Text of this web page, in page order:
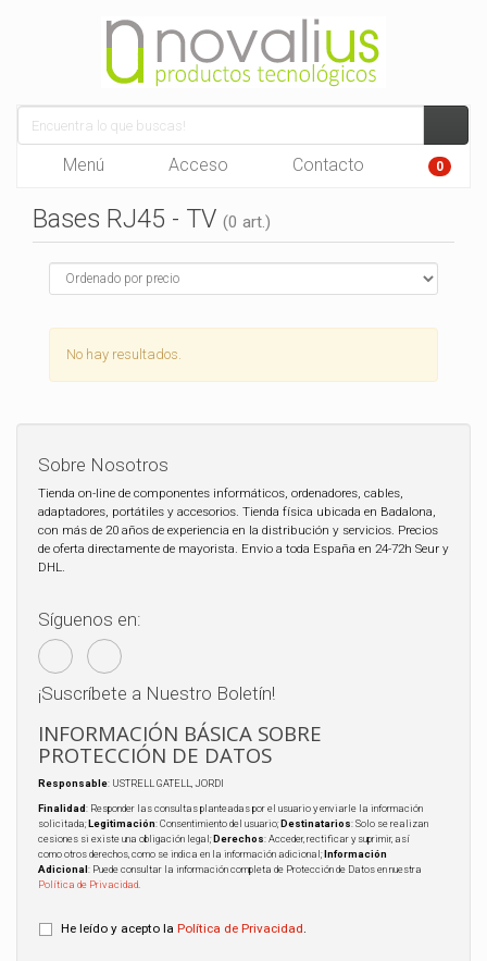
Menú Acceso Contacto 0
Bases RJ45 - TV (0 art.)
No hay resultados.
Sobre Nosotros
Tienda on-line de componentes informáticos, ordenadores, cables,
adaptadores, portátiles y accesorios. Tienda física ubicada en Badalona,
con más de 20 años de experiencia en la distribución y servicios. Precios
de oferta directamente de mayorista. Envio a toda España en 24-72h Seur y
DHL.
Síguenos en:
¡Suscríbete a Nuestro Boletín!
INFORMACIÓN BÁSICA SOBRE
PROTECCIÓN DE DATOS
Responsable: USTRELL GATELL, JORDI
Finalidad: Responder las consultas planteadas por el usuario y enviarle la información
solicitada;Legitimación: Consentimiento del usuario;Destinatarios: Solo se realizan
cesiones si existe una obligación legal;Derechos: Acceder, rectificar y suprimir, así
como otros derechos, como se indica en la información adicional;Información
Adicional: Puede consultar la información completa de Protección de Datos en nuestra
Política de Privacidad
He leído y acepto la Política de Privacidad.